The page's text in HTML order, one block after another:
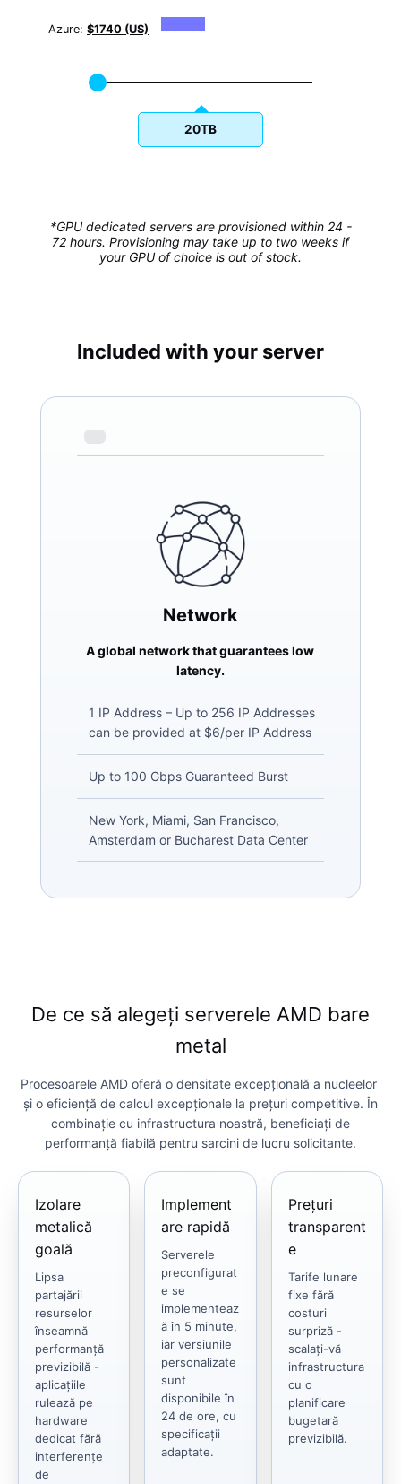
Azure: $1740 (US)
20TB
*GPU dedicated servers are provisioned within 24 -
72 hours. Provisioning may take up to two weeks if
your GPU of choice is out of stock.
Included with your server
Network
A global network that guarantees low
latency.
1 IP Address – Up to 256 IP Addresses
can be provided at $6/per IP Address
Up to 100 Gbps Guaranteed Burst
New York, Miami, San Francisco,
Amsterdam or Bucharest Data Center
De ce să alegeți serverele AMD bare
metal
Procesoarele AMD oferă o densitate excepțională a nucleelor ​​
și o eficiență de calcul excepționale la prețuri competitive. În
combinație cu infrastructura noastră, beneficiați de
performanță fiabilă pentru sarcini de lucru solicitante.
Izolare
metalică
goală
Lipsa
partajării
resurselor
înseamnă
performanță
previzibilă -
aplicațiile
rulează pe
hardware
dedicat fără
interferențe
de
Implement
are rapidă
Serverele
preconfigurat
e se
implementeaz
ă în 5 minute,
iar versiunile
personalizate
sunt
disponibile în
24 de ore, cu
specificații
adaptate.
Prețuri
transparent
e
Tarife lunare
fixe fără
costuri
surpriză -
scalați-vă
infrastructura
cu o
planificare
bugetară
previzibilă.